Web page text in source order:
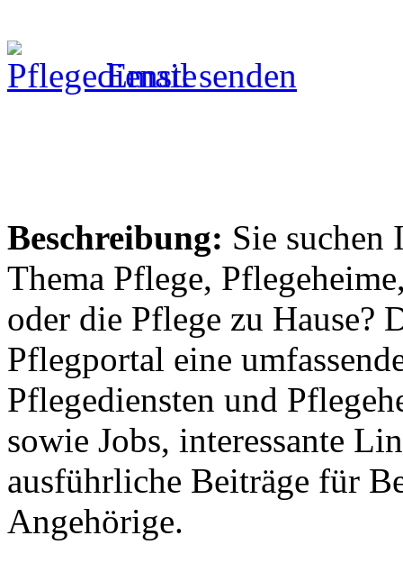
Email senden
Beschreibung: Sie suchen
Thema Pflege,
oder die Pflege zu Hause?
Pflegportal eine
Pflegediensten und
sowie Jobs, interessante
ausführliche Beiträge für
Angehörige.